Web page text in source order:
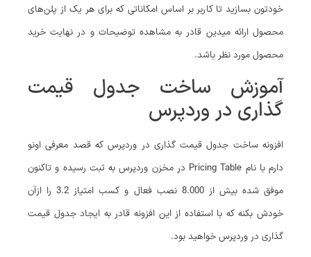
خودتون بسازید تا کاربر بر اساس امکاناتی که برای هر یک از پلن‌های
محصول ارائه میدین قادر به مشاهده توضیحات و در نهایت خرید
محصول مورد نظر باشد.
آموزش ساخت جدول قیمت
گذاری در وردپرس
افزونه ساخت جدول قیمت گذاری در وردپرس که قصد معرفی اونو
دارم با نام Pricing Table در مخزن وردپرس به ثبت رسیده و تاکنون
موفق شده بیش از 8.000 نصب فعال و کسب امتیاز 3.2 را ازآن
خودش بکنه که با استفاده از این افزونه قادر به ایجاد جدول قیمت
گذاری در وردپرس خواهید بود.